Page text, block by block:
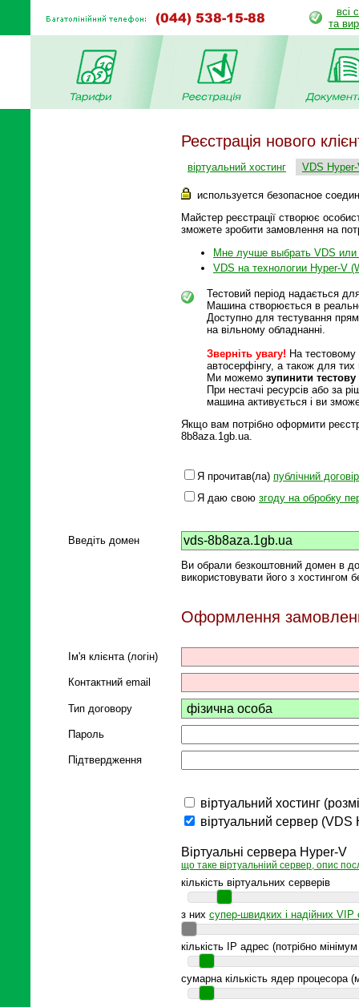
всі
та
Реєстрація нового
віртуальний хостинг VDS
используется безопасное
Майстер реєстрації створює
зможете зробити замовлення на
Мне лучше выбрать VDS или
VDS на технологии Hyper-V
Тестовий період надається
Машина створюється в
Доступно для тестування
на вільному обладнанні.
Зверніть увагу! На тестовому
автосерфінгу, а також для тих
Ми можемо зупинити
При нестачі ресурсів або за
машина активується і ви
Якщо вам потрібно оформити
8b8aza.1gb.ua.
Я прочитав(ла) публічний договір
Я даю свою згоду на обробку
Введіть домен
Ви обрали безкоштовний домен в
використовувати його з хостингом
Оформлення
Ім'я клієнта (логін)
Контактний email
Тип договору
Пароль
Підтвердження
віртуальний хостинг
віртуальний сервер (VDS
Віртуальні сервера Hyper-V
що таке віртуальніий сервер, опис
кількість віртуальних серверів
з них супер-швидких і надійних VIP
кількість IP адрес (потрібно
сумарна кількість ядер процесора